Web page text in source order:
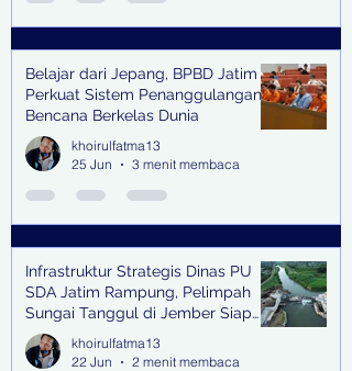
Belajar dari Jepang, BPBD Jatim
Perkuat Sistem Penanggulangan
Bencana Berkelas Dunia
khoirulfatma13
25 Jun
3 menit membaca
Infrastruktur Strategis Dinas PU
SDA Jatim Rampung, Pelimpah
Sungai Tanggul di Jember Siap
Bangkitkan Swasembada Pangan
dan Pengendali Banjir
khoirulfatma13
22 Jun
2 menit membaca